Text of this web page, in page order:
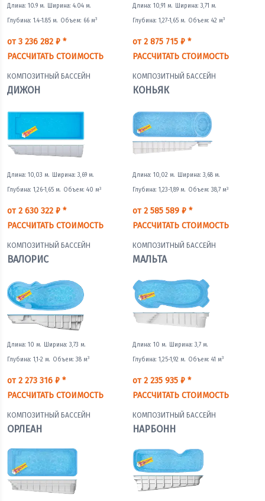
Длина: 10.9 м. Ширина: 4.04 м.
Глубина: 1.4-1.85 м. Объем: 66 м3
от 3 236 282 ₽ *
РАССЧИТАТЬ СТОИМОСТЬ
Длина: 10,91 м. Ширина: 3,71 м.
Глубина: 1,27-1,65 м. Объем: 42 м3
от 2 875 715 ₽ *
РАССЧИТАТЬ СТОИМОСТЬ
КОМПОЗИТНЫЙ БАССЕЙН
ДИЖОН
Длина: 10,03 м. Ширина: 3,69 м.
Глубина: 1,26-1,65 м. Объем: 40 м3
от 2 630 322 ₽ *
РАССЧИТАТЬ СТОИМОСТЬ
КОМПОЗИТНЫЙ БАССЕЙН
КОНЬЯК
Длина: 10,02 м. Ширина: 3,68 м.
Глубина: 1,23-1,89 м. Объем: 38,7 м3
от 2 585 589 ₽ *
РАССЧИТАТЬ СТОИМОСТЬ
КОМПОЗИТНЫЙ БАССЕЙН
ВАЛОРИС
Длина: 10 м. Ширина: 3,73 м.
Глубина: 1,1-2 м. Объем: 38 м3
от 2 273 316 ₽ *
РАССЧИТАТЬ СТОИМОСТЬ
КОМПОЗИТНЫЙ БАССЕЙН
МАЛЬТА
Длина: 10 м. Ширина: 3,7 м.
Глубина: 1,25-1,92 м. Объем: 41 м3
от 2 235 935 ₽ *
РАССЧИТАТЬ СТОИМОСТЬ
КОМПОЗИТНЫЙ БАССЕЙН
ОРЛЕАН
КОМПОЗИТНЫЙ БАССЕЙН
НАРБОНН